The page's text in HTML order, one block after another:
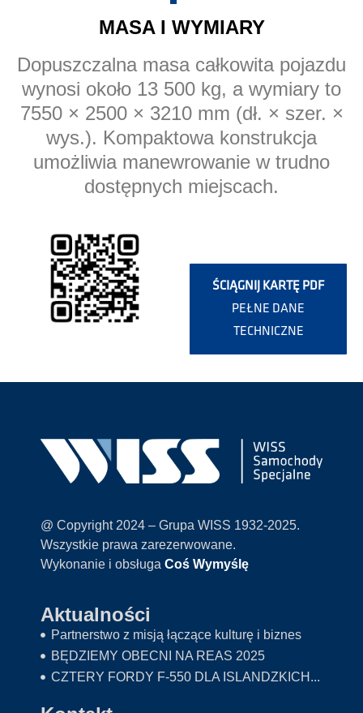
MASA I WYMIARY
Dopuszczalna masa całkowita pojazdu
wynosi około 13 500 kg, a wymiary to
7550 × 2500 × 3210 mm (dł. × szer. ×
wys.). Kompaktowa konstrukcja
umożliwia manewrowanie w trudno
dostępnych miejscach.
ŚCIĄGNIJ KARTĘ PDF
PEŁNE DANE
TECHNICZNE
@ Copyright 2024 – Grupa WISS 1932-2025.
Wszystkie prawa zarezerwowane.
Wykonanie i obsługa Coś Wymyślę
Aktualności
Partnerstwo z misją łączące kulturę i biznes
BĘDZIEMY OBECNI NA REAS 2025
CZTERY FORDY F-550 DLA ISLANDZKICH...